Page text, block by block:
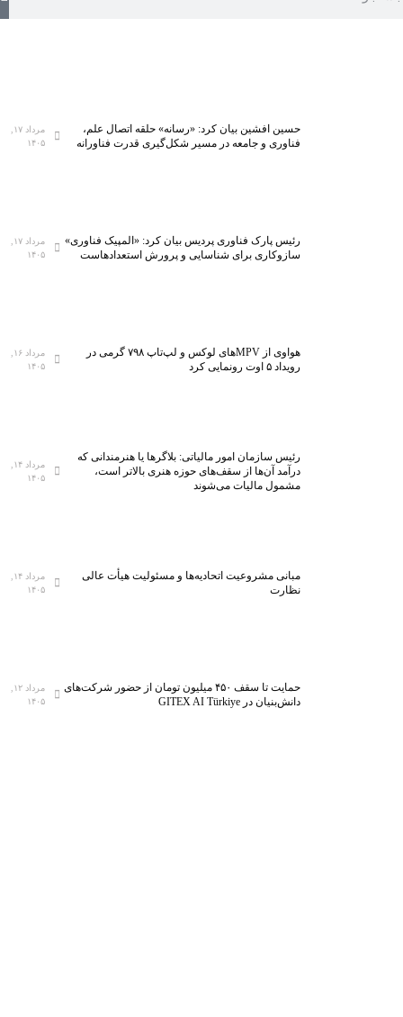
حسین افشین بیان کرد: «رسانه» حلقه اتصال علم،
فناوری و جامعه در مسیر شکل‌گیری قدرت فناورانه
۱۴۰۵
رئیس پارک فناوری پردیس بیان کرد: «المپیک فناوری»
سازوکاری برای شناسایی و پرورش استعدادهاست
۱۴۰۵
هواوی از MPVهای لوکس و لپ‌تاپ ۷۹۸ گرمی در
رویداد ۵ اوت رونمایی کرد
۱۴۰۵
رئیس سازمان امور مالیاتی: بلاگر‌ها یا هنرمندانی که
درآمد آن‌ها از سقف‌های حوزه هنری بالاتر است،
مشمول مالیات می‌شوند
۱۴۰۵
مبانی مشروعیت اتحادیه‌ها و مسئولیت هیأت عالی
نظارت
۱۴۰۵
حمایت تا سقف ۴۵۰ میلیون تومان از حضور شرکت‌های
دانش‌بنیان در GITEX AI Türkiye
۱۴۰۵